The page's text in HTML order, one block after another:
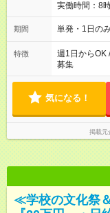
実働時間：8
望のシフトで
さい。 週1日
期間 単発・1日の
特徴
週1日からOK
募集
気になる！
掲載元
≪学校の文化祭